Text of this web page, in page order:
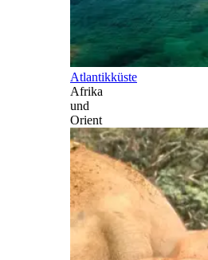
Atlantikküste
Afrika
und
Orient